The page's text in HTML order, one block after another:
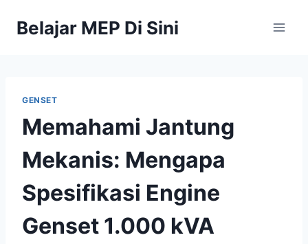
Belajar MEP Di Sini
GENSET
Memahami Jantung
Mekanis: Mengapa
Spesifikasi Engine
Genset 1.000 kVA